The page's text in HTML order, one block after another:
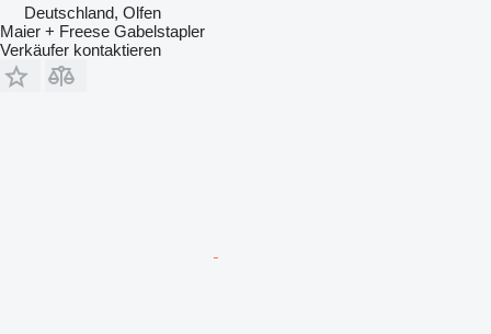
Deutschland, Olfen
Maier + Freese Gabelstapler
Verkäufer kontaktieren